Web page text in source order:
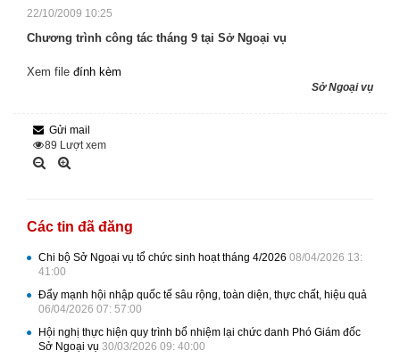
22/10/2009 10:25
Chương trình công tác tháng 9 tại Sở Ngoại vụ
Xem file đính kèm
Sở Ngoại vụ
Gửi mail
89 Lượt xem
Các tin đã đăng
Chi bộ Sở Ngoại vụ tổ chức sinh hoạt tháng 4/2026 08/04/2026 13:
41:00
Đẩy mạnh hội nhập quốc tế sâu rộng, toàn diện, thực chất, hiệu quả
06/04/2026 07: 57:00
Hội nghị thực hiện quy trình bổ nhiệm lại chức danh Phó Giám đốc
Sở Ngoại vụ 30/03/2026 09: 40:00